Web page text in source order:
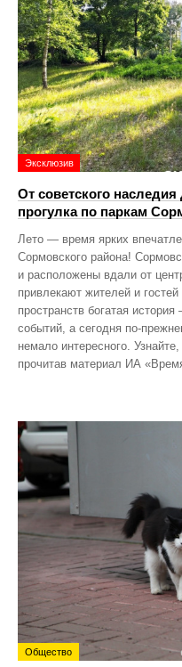
Эксклюзив
От советского
прогулка по паркам
Лето — время ярких
Сормовского района!
и расположены вдали от
привлекают жителей и
пространств богатая
событий, а сегодня
немало интересного.
прочитав материал ИА
Общество